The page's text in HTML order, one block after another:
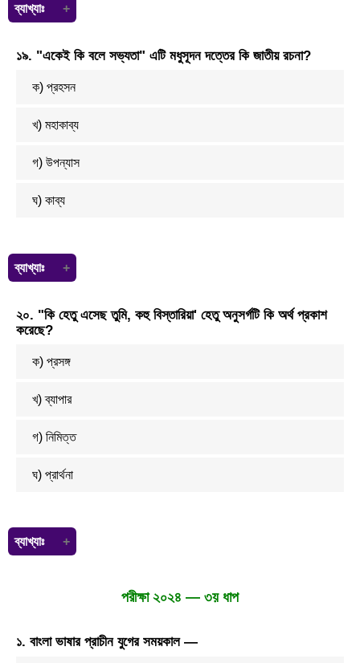
ব্যাখ্যাঃ
সুরবালা’ রবীন্দ্রনাথ ঠাকুরের একরাত্রি ছোট গল্পের চরিত্র। তাই এটি শরৎ (শরৎচন্দ্র
চট্টোপাধ্যায়) সাহিত্যের চরিত্র নয়।
১৯. "একেই কি বলে সভ্যতা" এটি মধুসূদন দত্তের কি জাতীয় রচনা?
ক) প্রহসন
খ) মহাকাব্য
গ) উপন্যাস
ঘ) কাব্য
ব্যাখ্যাঃ
"একেই কি বলে সভ্যতা? " এটি মাইকেল মধুসূদন দত্তের প্রহসন। প্রহসন বলতে
মুলত একধরনের হাস্যরসাত্মক নাটক বোঝায়।
২০. "কি হেতু এসেছ তুমি, কহু বিস্তারিয়া' হেতু অনুসর্গটি কি অর্থ প্রকাশ
করেছে?
ক) প্রসঙ্গ
খ) ব্যাপার
গ) নিমিত্ত
ঘ) প্রার্থনা
ব্যাখ্যাঃ
নিমিত্ত শব্দের অর্থ হলো: হেতু, কারণ, উদ্দেশ্য।
পরীক্ষা ২০২৪ — ৩য় ধাপ
১. বাংলা ভাষার প্রাচীন যুগের সময়কাল —